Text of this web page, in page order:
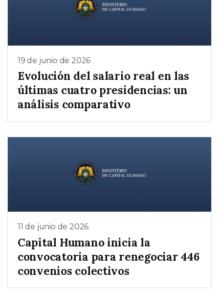
19 de junio de 2026
Evolución del salario real en las
últimas cuatro presidencias: un
análisis comparativo
11 de junio de 2026
Capital Humano inicia la
convocatoria para renegociar 446
convenios colectivos